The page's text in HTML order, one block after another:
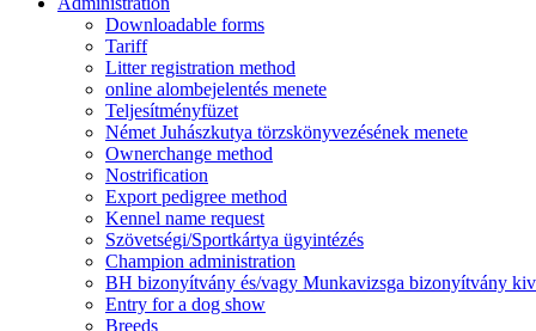
Downloadable forms
Tariff
Litter registration method
online alombejelentés menete
Teljesítményfüzet
Német Juhászkutya törzskönyvezésének menete
Ownerchange method
Nostrification
Export pedigree method
Kennel name request
Szövetségi/Sportkártya ügyintézés
Champion administration
BH bizonyítvány és/vagy Munkavizsga bizonyítvány
Entry for a dog show
Breeds